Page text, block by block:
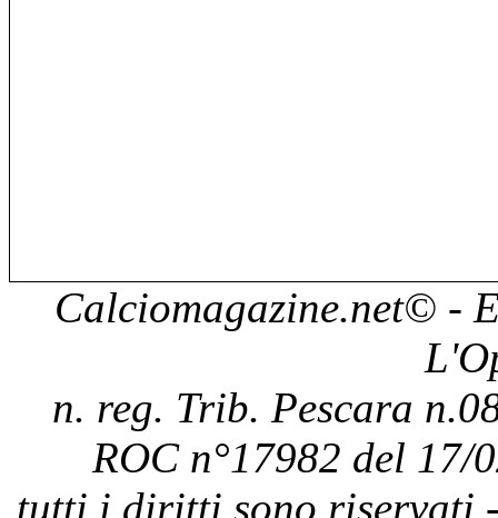
Calciomagazine.net© -
n. reg. Trib. Pescara
ROC n°17982 del 17/
tutti i diritti sono riservati